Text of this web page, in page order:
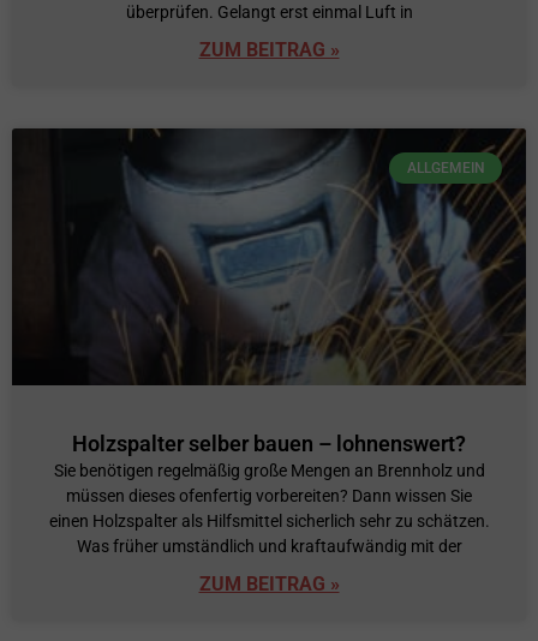
überprüfen. Gelangt erst einmal Luft in
ZUM BEITRAG »
ALLGEMEIN
Holzspalter selber bauen – lohnenswert?
Sie benötigen regelmäßig große Mengen an Brennholz und
müssen dieses ofenfertig vorbereiten? Dann wissen Sie
einen Holzspalter als Hilfsmittel sicherlich sehr zu schätzen.
Was früher umständlich und kraftaufwändig mit der
ZUM BEITRAG »